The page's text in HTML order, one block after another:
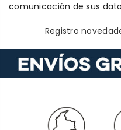
comunicación de sus
Registro